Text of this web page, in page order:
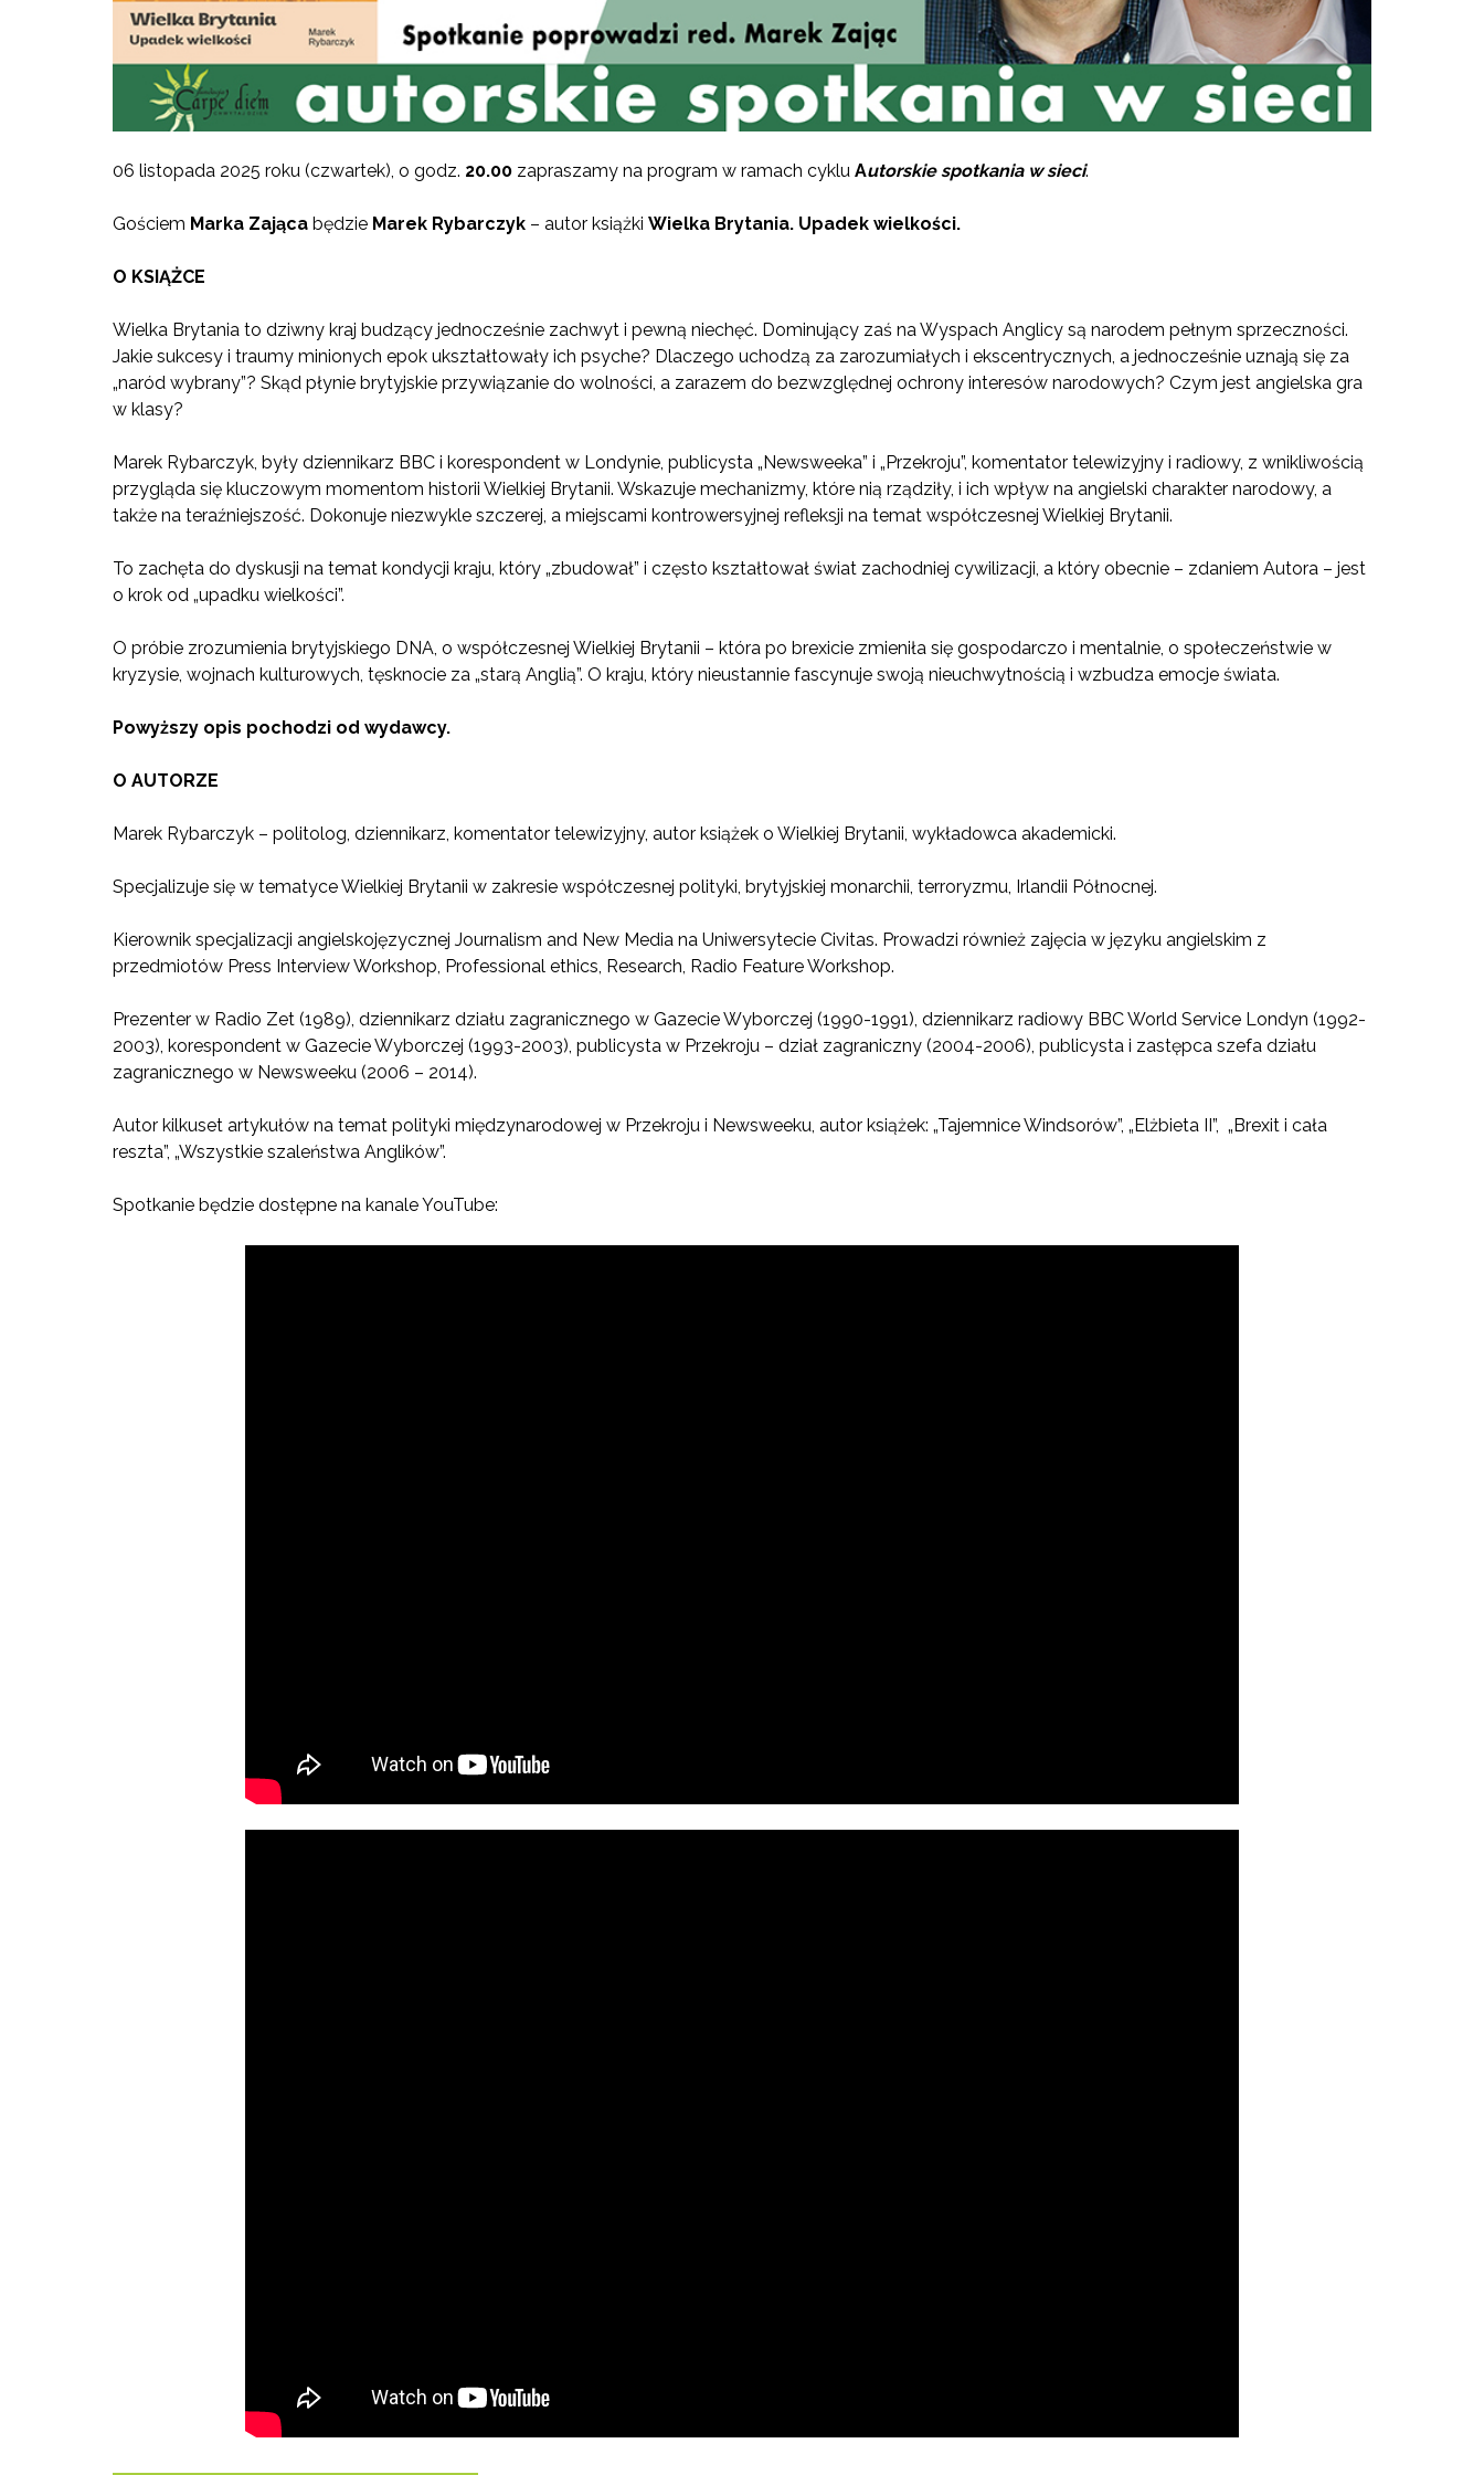
06 listopada 2025 roku (czwartek), o godz. 20.00 zapraszamy na program w ramach cyklu Autorskie spotkania w sieci.
Gościem Marka Zająca będzie Marek Rybarczyk – autor książki Wielka Brytania. Upadek wielkości.
O KSIĄŻCE
Wielka Brytania to dziwny kraj budzący jednocześnie zachwyt i pewną niechęć. Dominujący zaś na Wyspach Anglicy są narodem pełnym sprzeczności.
Jakie sukcesy i traumy minionych epok ukształtowały ich psyche? Dlaczego uchodzą za zarozumiałych i ekscentrycznych, a jednocześnie uznają się za
„naród wybrany”? Skąd płynie brytyjskie przywiązanie do wolności, a zarazem do bezwzględnej ochrony interesów narodowych? Czym jest angielska gra
w klasy?
Marek Rybarczyk, były dziennikarz BBC i korespondent w Londynie, publicysta „Newsweeka” i „Przekroju”, komentator telewizyjny i radiowy, z wnikliwością
przygląda się kluczowym momentom historii Wielkiej Brytanii. Wskazuje mechanizmy, które nią rządziły, i ich wpływ na angielski charakter narodowy, a
także na teraźniejszość. Dokonuje niezwykle szczerej, a miejscami kontrowersyjnej refleksji na temat współczesnej Wielkiej Brytanii.
To zachęta do dyskusji na temat kondycji kraju, który „zbudował” i często kształtował świat zachodniej cywilizacji, a który obecnie – zdaniem Autora – jest
o krok od „upadku wielkości”.
O próbie zrozumienia brytyjskiego DNA, o współczesnej Wielkiej Brytanii – która po brexicie zmieniła się gospodarczo i mentalnie, o społeczeństwie w
kryzysie, wojnach kulturowych, tęsknocie za „starą Anglią”. O kraju, który nieustannie fascynuje swoją nieuchwytnością i wzbudza emocje świata.
Powyższy opis pochodzi od wydawcy.
O AUTORZE
Marek Rybarczyk – politolog, dziennikarz, komentator telewizyjny, autor książek o Wielkiej Brytanii, wykładowca akademicki.
Specjalizuje się w tematyce Wielkiej Brytanii w zakresie współczesnej polityki, brytyjskiej monarchii, terroryzmu, Irlandii Północnej.
Kierownik specjalizacji angielskojęzycznej Journalism and New Media na Uniwersytecie Civitas. Prowadzi również zajęcia w języku angielskim z
przedmiotów Press Interview Workshop, Professional ethics, Research, Radio Feature Workshop.
Prezenter w Radio Zet (1989), dziennikarz działu zagranicznego w Gazecie Wyborczej (1990-1991), dziennikarz radiowy BBC World Service Londyn (1992-
2003), korespondent w Gazecie Wyborczej (1993-2003), publicysta w Przekroju – dział zagraniczny (2004-2006), publicysta i zastępca szefa działu
zagranicznego w Newsweeku (2006 – 2014).
Autor kilkuset artykułów na temat polityki międzynarodowej w Przekroju i Newsweeku, autor książek: „Tajemnice Windsorów”, „Elżbieta II”, „Brexit i cała
reszta”, „Wszystkie szaleństwa Anglików”.
Spotkanie będzie dostępne na kanale YouTube: